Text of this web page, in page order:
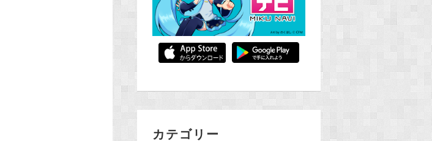
カテゴリー